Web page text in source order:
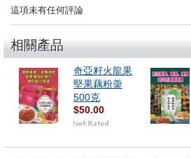
這項未有任何評論
相關產品
奇亞籽火龍果
堅果藕粉羮
500克
$50.00